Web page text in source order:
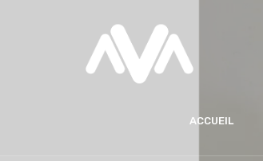
ACCUEIL